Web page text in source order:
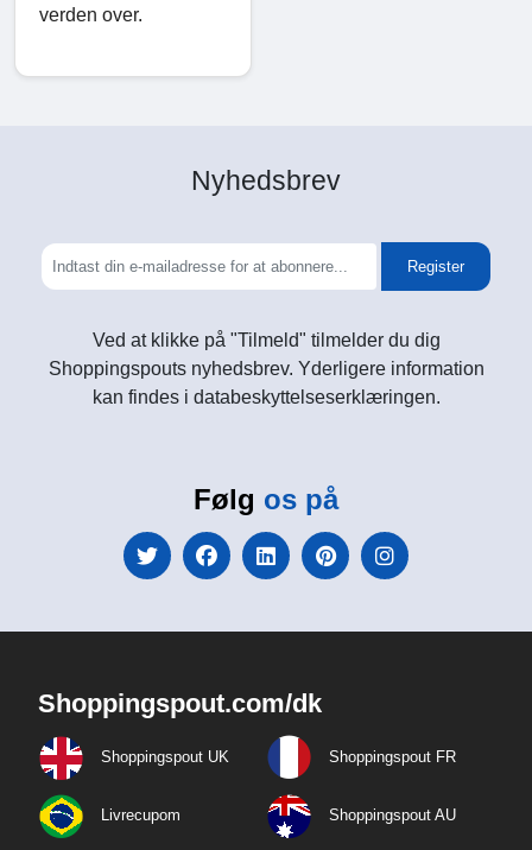
verden over.
Nyhedsbrev
Register
Ved at klikke på "Tilmeld" tilmelder du dig
Shoppingspouts nyhedsbrev. Yderligere information
kan findes i databeskyttelseserklæringen.
Følg os på
Shoppingspout.com/dk
Shoppingspout UK Shoppingspout FR
Livrecupom Shoppingspout AU